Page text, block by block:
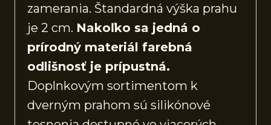
zamerania. Štandardná výška prahu
je 2 cm. Nakoľko sa jedná o
prírodný materiál farebná
odlišnosť je prípustná.
Doplnkovým sortimentom k
dverným prahom sú silikónové